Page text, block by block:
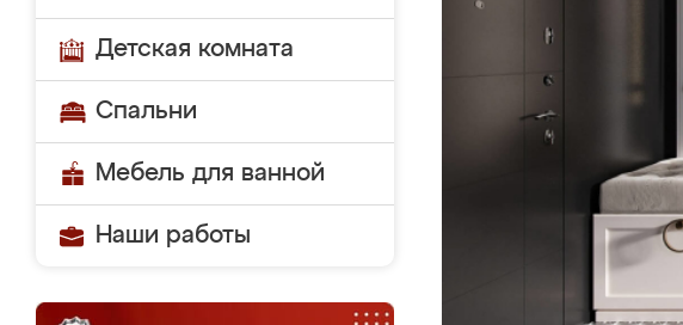
Детская комната
Спальни
Мебель для ванной
Наши работы